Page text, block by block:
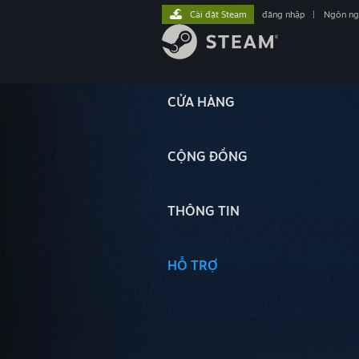
CỬA HÀNG
CỘNG ĐỒNG
THÔNG TIN
HỖ TRỢ
Cài đặt Steam đăng nhập Ngôn